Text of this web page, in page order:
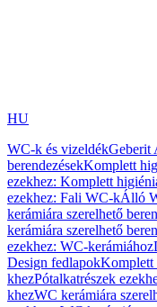
HU
WC-k és vizeldékGeberit
berendezésekKomplett
ezekhez: Komplett
ezekhez: Fali WC-kÁlló
kerámiára szerelhető
kerámiára szerelhető
ezekhez: WC-kerámiához
Design fedlapokKomplett
khezPótalkatrészek
khezWC kerámiára